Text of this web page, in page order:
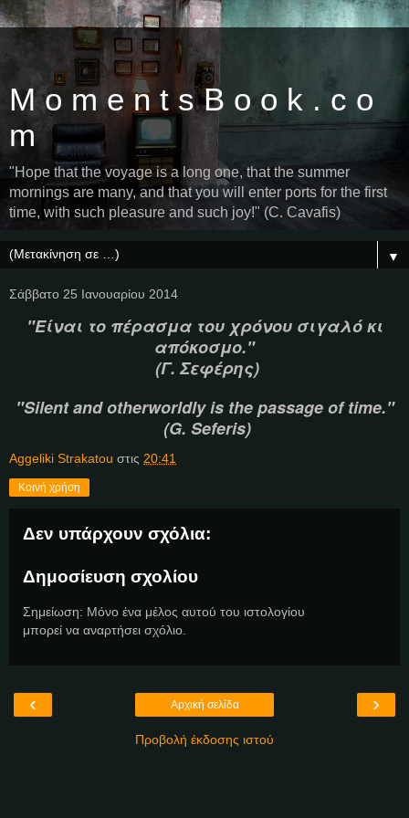
M o m e n t s B o o k . c o
m
"Hope that the voyage is a long one, that the summer
mornings are many, and that you will enter ports for the first
time, with such pleasure and such joy!" (C. Cavafis)
▼
Σάββατο 25 Ιανουαρίου 2014
"Είναι το πέρασμα του χρόνου σιγαλό κι
απόκοσμο."
(Γ. Σεφέρης)
"Silent and otherworldly is the passage of time."
(G. Seferis)
Aggeliki Strakatou στις 20:41
Κοινή χρήση
Δεν υπάρχουν σχόλια:
Δημοσίευση σχολίου
Σημείωση: Μόνο ένα μέλος αυτού του ιστολογίου
μπορεί να αναρτήσει σχόλιο.
‹ ›
Αρχική σελίδα
Προβολή έκδοσης ιστού